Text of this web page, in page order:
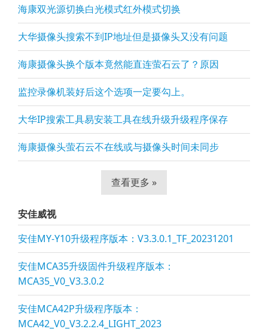
海康双光源切换白光模式红外模式切换
大华摄像头搜索不到IP地址但是摄像头又没有问题
海康摄像头换个版本竟然能直连萤石云了？原因
监控录像机装好后这个选项一定要勾上。
大华IP搜索工具易安装工具在线升级升级程序保存
海康摄像头萤石云不在线或与摄像头时间未同步
查看更多 »
安佳威视
安佳MY-Y10升级程序版本：V3.3.0.1_TF_20231201
安佳MCA35升级固件升级程序版本：
MCA35_V0_V3.3.0.2
安佳MCA42P升级程序版本：
MCA42_V0_V3.2.2.4_LIGHT_2023